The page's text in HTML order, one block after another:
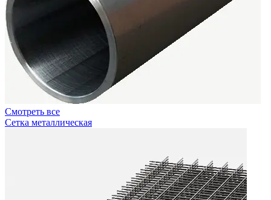
Смотреть все
Сетка металлическая